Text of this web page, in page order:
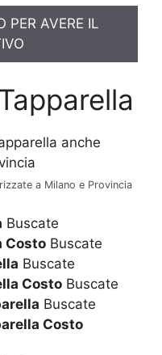
PER AVERE IL
a Milano e Provincia
Buscate
Costo Buscate
Buscate
Costo Buscate
Buscate
Costo